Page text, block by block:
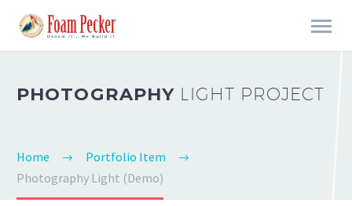
PHOTOGRAPHY LIGHT PROJECT
Home
Portfolio Item
Photography Light (Demo)